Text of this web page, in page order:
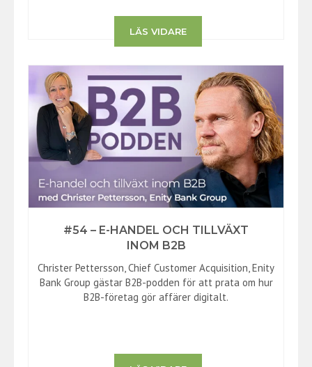
LÄS VIDARE
#54 – E-HANDEL OCH TILLVÄXT
INOM B2B
Christer Pettersson, Chief Customer Acquisition, Enity
Bank Group gästar B2B-podden för att prata om hur
B2B-företag gör affärer digitalt.